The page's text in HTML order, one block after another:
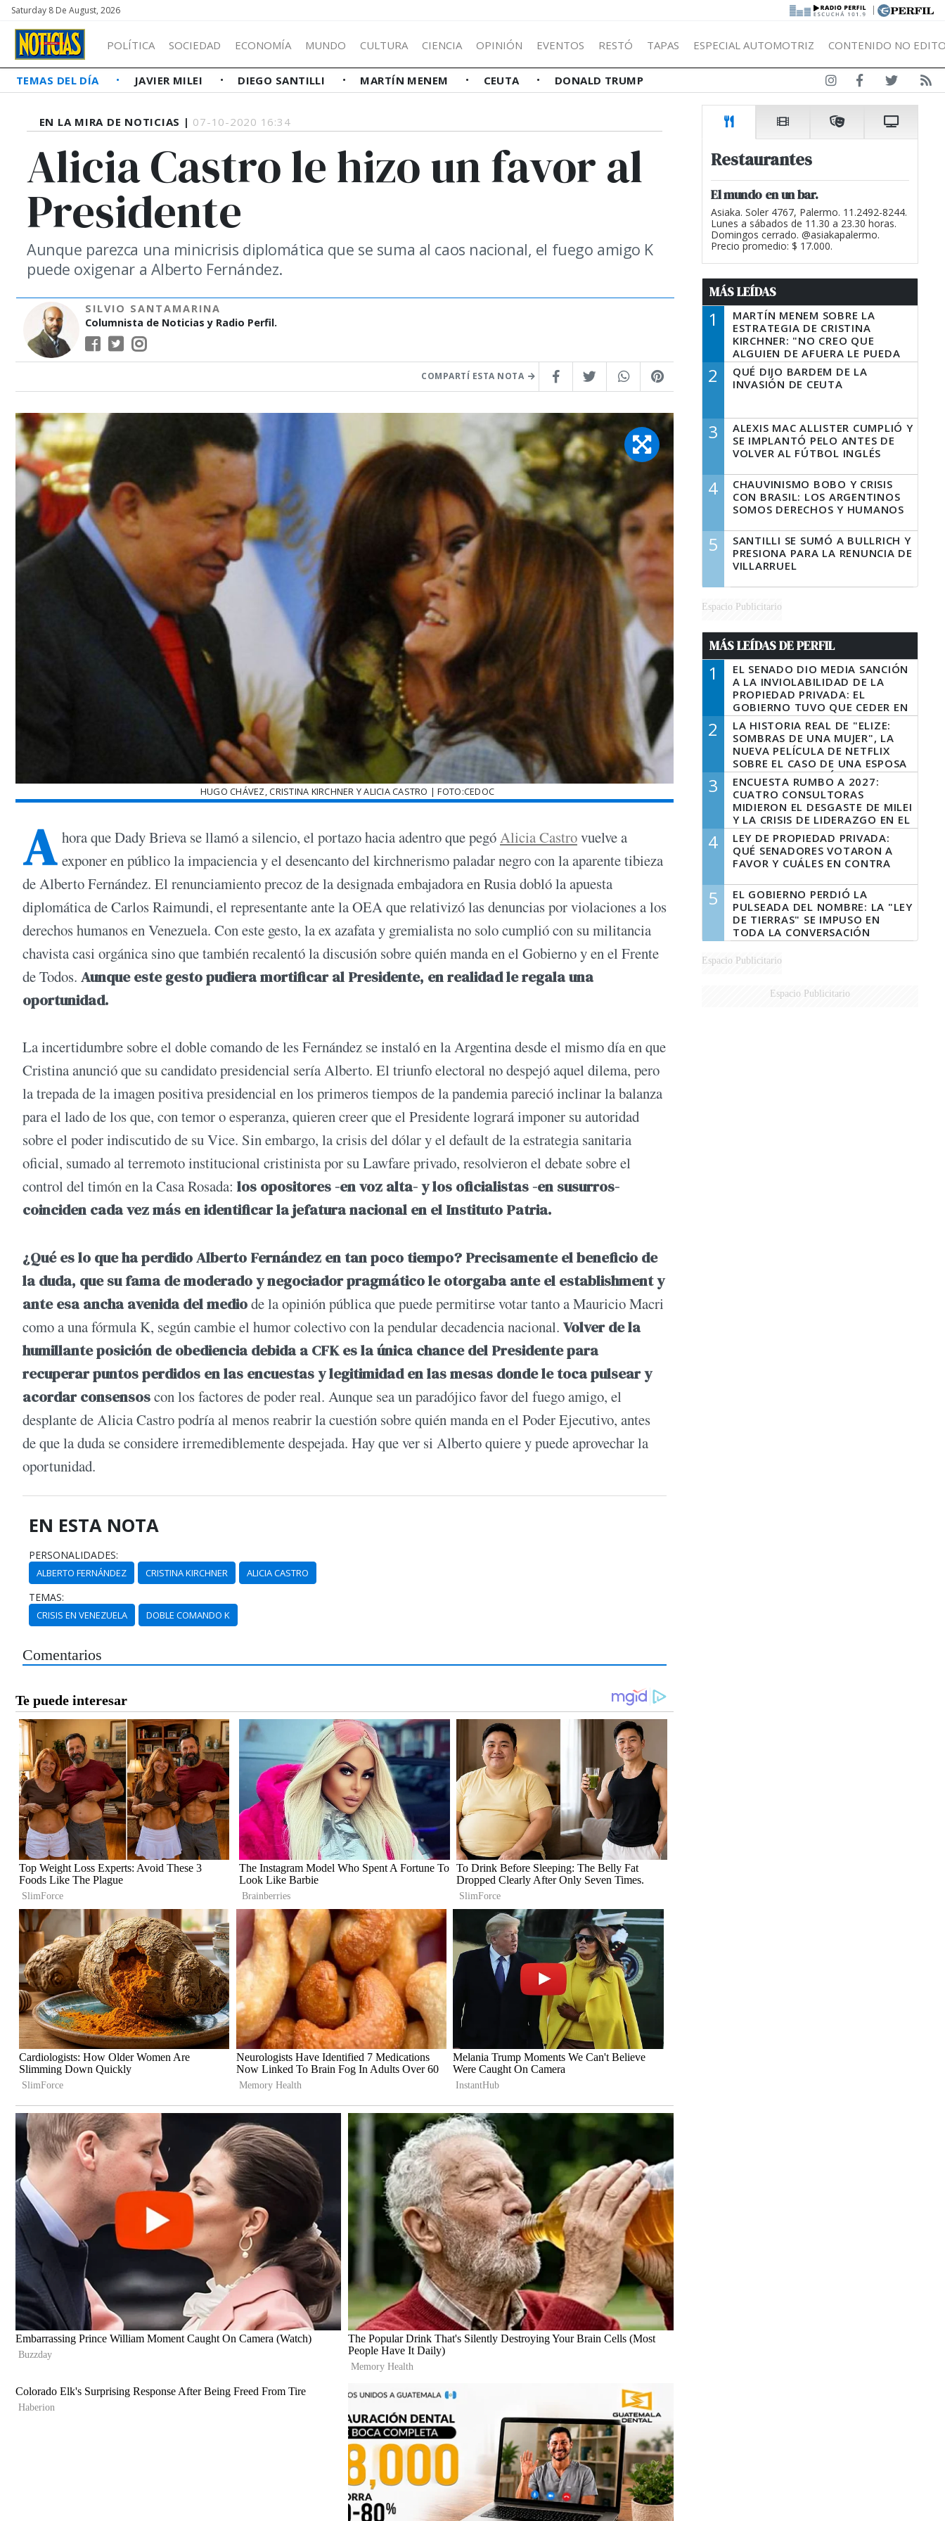
Saturday 8 De August, 2026 |
POLÍTICA SOCIEDAD ECONOMÍA MUNDO CULTURA CIENCIA OPINIÓN EVENTOS RESTÓ TAPAS ESPECIAL AUTOMOTRIZ CONTENIDO NO
TEMAS DEL DÍA JAVIER MILEI DIEGO SANTILLI MARTÍN MENEM CEUTA DONALD TRUMP
EN LA MIRA DE NOTICIAS | 07-10-2020 16:34
Alicia Castro le hizo un favor al
Presidente
Aunque parezca una minicrisis diplomática que se suma al caos nacional, el fuego amigo K
puede oxigenar a Alberto Fernández.
SILVIO SANTAMARINA
Columnista de Noticias y Radio Perfil.
COMPARTÍ ESTA NOTA
HUGO CHÁVEZ, CRISTINA KIRCHNER Y ALICIA CASTRO | FOTO:CEDOC
A hora que Dady Brieva se llamó a silencio, el portazo hacia adentro que pegóAlicia Castrovuelve a
exponer en público la impaciencia y el desencanto del kirchnerismo paladar negro con la aparente tibieza
de Alberto Fernández. El renunciamiento precoz de la designada embajadora en Rusia dobló la apuesta
diplomática de Carlos Raimundi, el representante ante la OEA que relativizó las denuncias por violaciones a los
derechos humanos en Venezuela. Con este gesto, la ex azafata y gremialista no solo cumplió con su militancia
chavista casi orgánica sino que también recalentó la discusión sobre quién manda en el Gobierno y en el Frente
de Todos. Aunque este gesto pudiera mortificar al Presidente, en realidad le regala una
oportunidad.
La incertidumbre sobre el doble comando de les Fernández se instaló en la Argentina desde el mismo día en que
Cristina anunció que su candidato presidencial sería Alberto. El triunfo electoral no despejó aquel dilema, pero
la trepada de la imagen positiva presidencial en los primeros tiempos de la pandemia pareció inclinar la balanza
para el lado de los que, con temor o esperanza, quieren creer que el Presidente logrará imponer su autoridad
sobre el poder indiscutido de su Vice. Sin embargo, la crisis del dólar y el default de la estrategia sanitaria
oficial, sumado al terremoto institucional cristinista por su Lawfare privado, resolvieron el debate sobre el
control del timón en la Casa Rosada: los opositores -en voz alta- y los oficialistas -en susurros-
coinciden cada vez más en identificar la jefatura nacional en el Instituto Patria.
¿Qué es lo que ha perdido Alberto Fernández en tan poco tiempo? Precisamente el beneficio de
la duda, que su fama de moderado y negociador pragmático le otorgaba ante el establishment y
ante esa ancha avenida del mediode la opinión pública que puede permitirse votar tanto a Mauricio Macri
como a una fórmula K, según cambie el humor colectivo con la pendular decadencia nacional. Volver de la
humillante posición de obediencia debida a CFK es la única chance del Presidente para
recuperar puntos perdidos en las encuestas y legitimidad en las mesas donde le toca pulsear y
acordar consensoscon los factores de poder real. Aunque sea un paradójico favor del fuego amigo, el
desplante de Alicia Castro podría al menos reabrir la cuestión sobre quién manda en el Poder Ejecutivo, antes
de que la duda se considere irremediblemente despejada. Hay que ver si Alberto quiere y puede aprovechar la
oportunidad.
EN ESTA NOTA
PERSONALIDADES:
ALBERTO FERNÁNDEZ CRISTINA KIRCHNER ALICIA CASTRO
TEMAS:
CRISIS EN VENEZUELA DOBLE COMANDO K
Comentarios
Restaurantes
El mundo en un bar.
Asiaka. Soler 4767, Palermo. 11.2492-8244.
Lunes a sábados de 11.30 a 23.30 horas.
Domingos cerrado. @asiakapalermo.
Precio promedio: $ 17.000.
MÁS LEÍDAS
1
MARTÍN MENEM SOBRE LA
ESTRATEGIA DE CRISTINA
KIRCHNER: "NO CREO QUE
ALGUIEN DE AFUERA LE PUEDA
DECIR A LA JUSTICIA LO QUE
TIENE QUE HACER"
2
QUÉ DIJO BARDEM DE LA
INVASIÓN DE CEUTA
3
ALEXIS MAC ALLISTER CUMPLIÓ Y
SE IMPLANTÓ PELO ANTES DE
VOLVER AL FÚTBOL INGLÉS
4
CHAUVINISMO BOBO Y CRISIS
CON BRASIL: LOS ARGENTINOS
SOMOS DERECHOS Y HUMANOS
5
SANTILLI SE SUMÓ A BULLRICH Y
PRESIONA PARA LA RENUNCIA DE
VILLARRUEL
Espacio Publicitario
MÁS LEÍDAS DE PERFIL
1
EL SENADO DIO MEDIA SANCIÓN
A LA INVIOLABILIDAD DE LA
PROPIEDAD PRIVADA: EL
GOBIERNO TUVO QUE CEDER EN
LA LEY DEL MANEJO DEL FUEGO
2
LA HISTORIA REAL DE "ELIZE:
SOMBRAS DE UNA MUJER", LA
NUEVA PELÍCULA DE NETFLIX
SOBRE EL CASO DE UNA ESPOSA
QUE DESCUARTIZÓ A SU
MARIDO
3
ENCUESTA RUMBO A 2027:
CUATRO CONSULTORAS
MIDIERON EL DESGASTE DE MILEI
Y LA CRISIS DE LIDERAZGO EN EL
PERONISMO
4
LEY DE PROPIEDAD PRIVADA:
QUÉ SENADORES VOTARON A
FAVOR Y CUÁLES EN CONTRA
5
EL GOBIERNO PERDIÓ LA
PULSEADA DEL NOMBRE: LA "LEY
DE TIERRAS" SE IMPUSO EN
TODA LA CONVERSACIÓN
DIGITAL
Espacio Publicitario
Espacio Publicitario